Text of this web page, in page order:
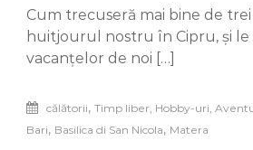
Cum trecuseră mai bine de
huitjourul nostru în Cipru, și le
vacanțelor de noi […]
călătorii, Timp liber, Hobby-uri,
Bari, Basilica di San Nicola, Matera